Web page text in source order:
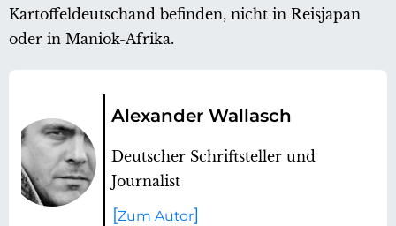
Kartoffeldeutschand befinden, nicht in Reisjapan
oder in Maniok-Afrika.
Alexander Wallasch
Deutscher Schriftsteller und
Journalist
Zum Autor